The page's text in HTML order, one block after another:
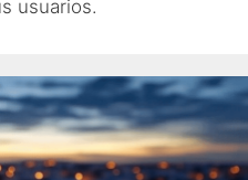
usuarios.